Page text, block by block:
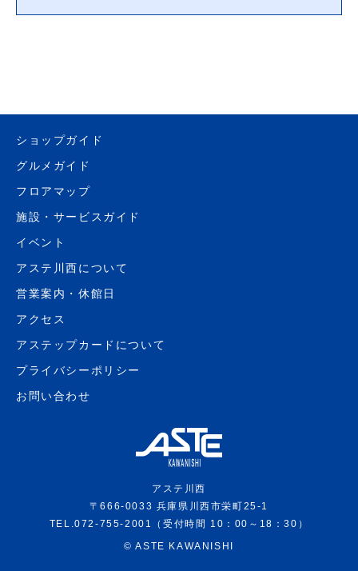
ショップガイド
グルメガイド
フロアマップ
施設・サービスガイド
イベント
アステ川西について
営業案内・休館日
アクセス
アステップカードについて
プライバシーポリシー
お問い合わせ
アステ川西
〒666-0033 兵庫県川西市栄町25-1
TEL.072-755-2001（受付時間 10：00～18：30）
© ASTE KAWANISHI